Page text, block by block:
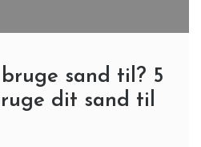
sand til? 5
dit sand til